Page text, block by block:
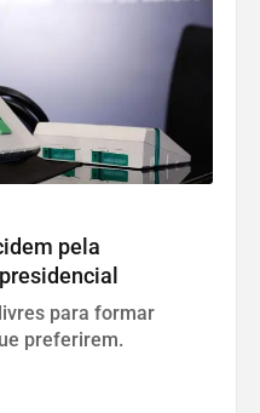
pela
para formar
preferirem.